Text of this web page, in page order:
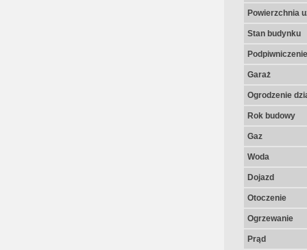
Powierzchnia
Stan budynku
Podpiwniczenie
Garaż
Ogrodzenie
Rok budowy
Gaz
Woda
Dojazd
Otoczenie
Ogrzewanie
Prąd